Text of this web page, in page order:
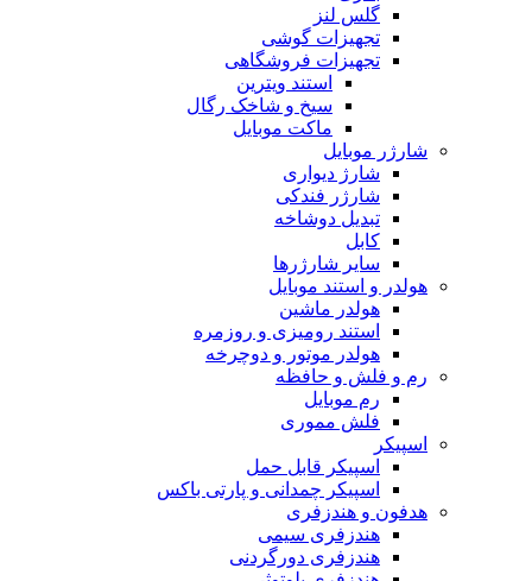
گلس لنز
تجهیزات گوشی
تجهیزات فروشگاهی
استند ویترین
سیخ و شاخک رگال
ماکت موبایل
شارژر موبایل
شارژ دیواری
شارژر فندکی
تبدیل دوشاخه
کابل
سایر شارژرها
هولدر و استند موبایل
هولدر ماشین
استند رومیزی و روزمره
هولدر موتور و دوچرخه
رم و فلش و حافظه
رم موبایل
فلش مموری
اسپیکر
اسپیکر قابل حمل
اسپیکر چمدانی و پارتی باکس
هدفون و هندزفری
هندزفری سیمی
هندزفری دورگردنی